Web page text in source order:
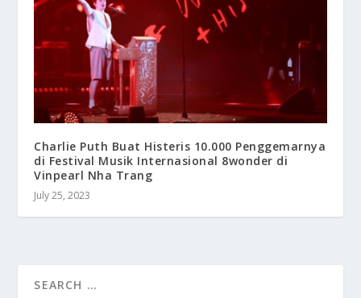
Charlie Puth Buat Histeris 10.000 Penggemarnya
di Festival Musik Internasional 8wonder di
Vinpearl Nha Trang
July 25, 2023